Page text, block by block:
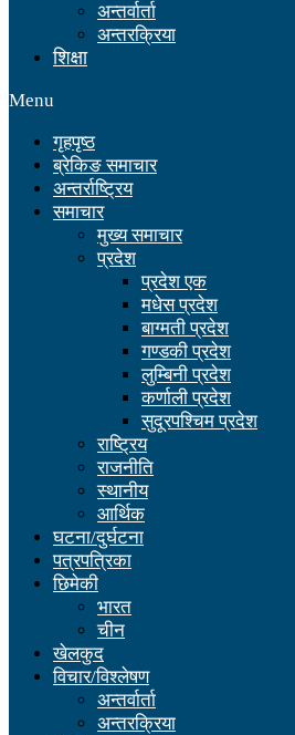
अन्तर्वार्ता
अन्तरक्रिया
शिक्षा
Menu
गृहपृष्ठ
ब्रेकिङ समाचार
अन्तर्राष्ट्रिय
समाचार
मुख्य समाचार
प्रदेश
प्रदेश एक
मधेस प्रदेश
बाग्मती प्रदेश
गण्डकी प्रदेश
लुम्बिनी प्रदेश
कर्णाली प्रदेश
सुदूरपश्चिम प्रदेश
राष्ट्रिय
राजनीति
स्थानीय
आर्थिक
घटना/दुर्घटना
पत्रपत्रिका
छिमेकी
भारत
चीन
खेलकुद
विचार/विश्लेषण
अन्तर्वार्ता
अन्तरक्रिया